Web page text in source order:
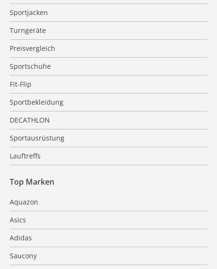
Sportjacken
Turngeräte
Preisvergleich
Sportschuhe
Fit-Flip
Sportbekleidung
DECATHLON
Sportausrüstung
Lauftreffs
Top Marken
Aquazon
Asics
Adidas
Saucony